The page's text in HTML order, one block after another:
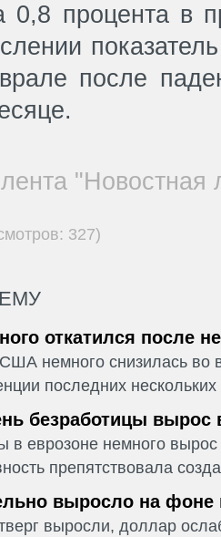
0,8 процента в
после
"Новостная
327)
откатился после
немного снизилась во
последних
безработицы вырос
в еврозоне немного
препятствовала
выросло на фоне
выросли, доллар